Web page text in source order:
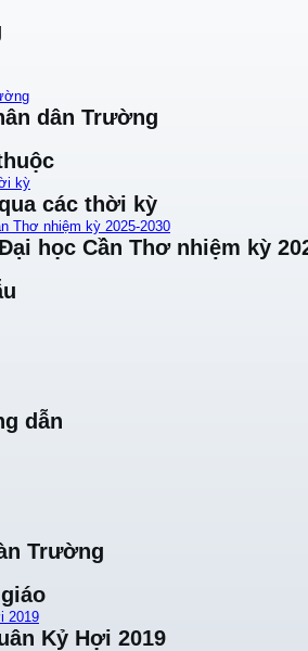
dân Trường
kỳ
các thời kỳ
Thơ nhiệm kỳ 2025-2030
học Cần Thơ nhiệm kỳ
dẫn
Trường
2019
Kỷ Hợi 2019